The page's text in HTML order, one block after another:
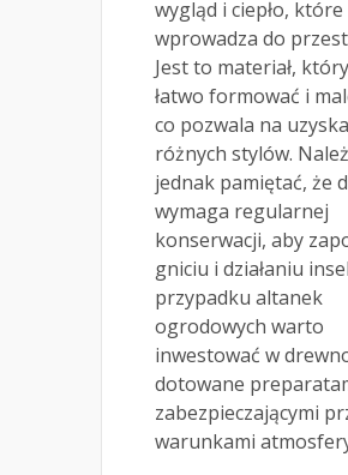
wygląd i ciepło, które
wprowadza do
Jest to materiał,
łatwo formować i
co pozwala na
różnych stylów.
jednak pamiętać, że
wymaga regularnej
konserwacji, aby
gniciu i działaniu
przypadku altanek
ogrodowych warto
inwestować w
dotowane
zabezpieczającymi
warunkami